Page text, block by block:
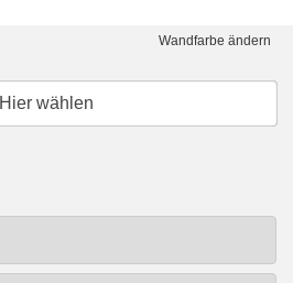
Wandfarbe ändern
Hier wählen